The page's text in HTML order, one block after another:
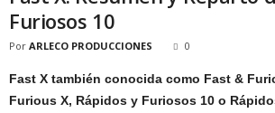
Furiosos 10
Por ARLECO PRODUCCIONES 0
Fast X también conocida como Fast &
Furious X, Rápidos y Furiosos 10 o